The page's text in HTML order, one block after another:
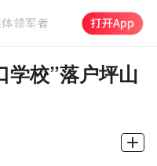
学校”落户坪山